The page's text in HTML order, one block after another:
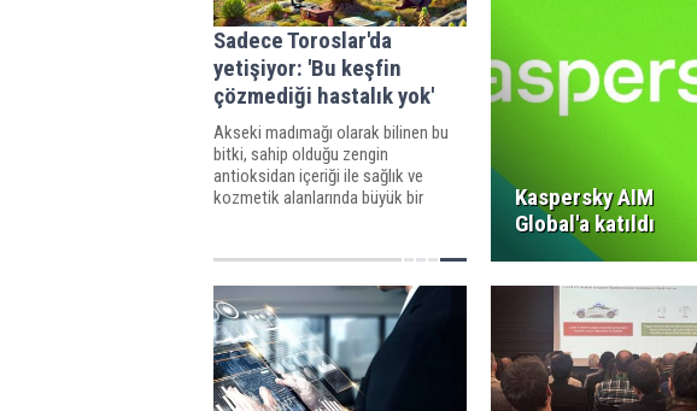
Sadece Toroslar'da
yetişiyor: 'Bu keşfin
çözmediği hastalık yok'
Akseki madımağı olarak bilinen bu
bitki, sahip olduğu zengin
antioksidan içeriği ile sağlık ve
kozmetik alanlarında büyük bir
Kaspersky AIM
Global'a katıldı